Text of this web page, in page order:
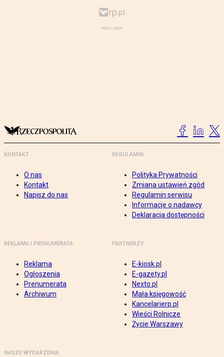
KONTAKT
O nas
Kontakt
Napisz do nas
REGULAMIN
Polityka Prywatności
Zmiana ustawień zgód
Regulamin serwisu
Informacje o nadawcy
Deklaracja dostępności
REKLAMA I PRENUMERATA
Reklama
Ogłoszenia
Prenumerata
Archiwum
PARTNERZY
E-kiosk.pl
E-gazety.pl
Nexto.pl
Mała księgowość
Kancelarierp.pl
Wieści Rolnicze
Życie Warszawy
NASZE WYDARZENIA